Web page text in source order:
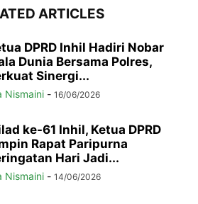
ARTICLES
DPRD Inhil Hadiri Nobar
Dunia Bersama Polres,
Sinergi...
Nismaini - 16/06/2026
ke-61 Inhil, Ketua DPRD
Rapat Paripurna
Hari Jadi...
Nismaini - 14/06/2026